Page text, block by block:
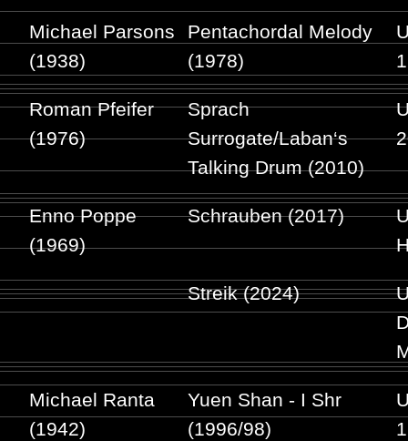
Michael Parsons
(1938)
Pentachordal Melody
(1978)
Roman Pfeifer
(1976)
Sprach
Surrogate/Laban‘s
Talking Drum (2010)
Enno Poppe
(1969)
Schrauben (2017)
Streik (2024)
Michael Ranta
(1942)
Yuen Shan - I Shr
(1996/98)